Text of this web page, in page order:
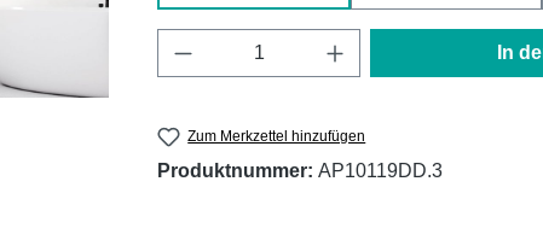
Produkt Anzahl: Gib den In
Zum Merkzettel hinzufügen
Produktnummer: AP10119DD.3